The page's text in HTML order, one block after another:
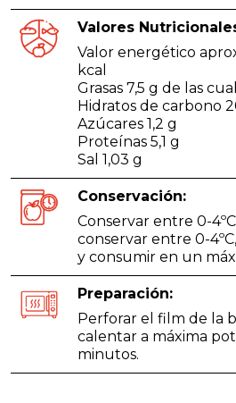
Valores
Valor energético
kcal
Grasas 7,5 g de las
Hidratos de carbono
Azúcares 1,2 g
Proteínas 5,1 g
Sal 1,03 g
Conservación:
Conservar entre 0-
conservar entre 0-
y consumir en un
Preparación:
Perforar el film de la
calentar a máxima
minutos.